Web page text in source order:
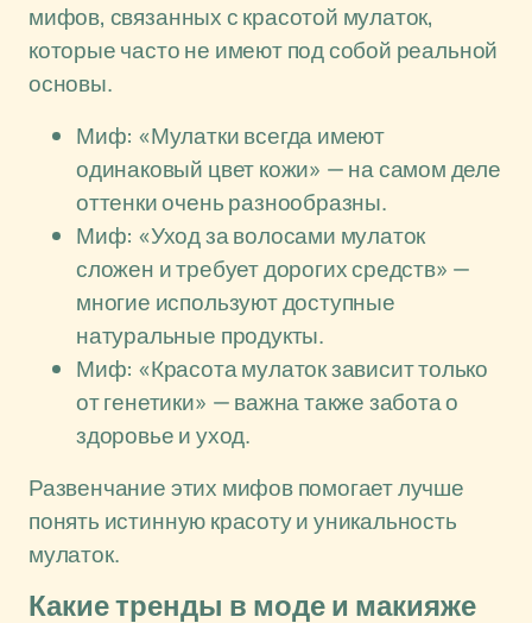
мифов, связанных с красотой мулаток,
которые часто не имеют под собой реальной
основы.
Миф: «Мулатки всегда имеют
одинаковый цвет кожи» — на самом деле
оттенки очень разнообразны.
Миф: «Уход за волосами мулаток
сложен и требует дорогих средств» —
многие используют доступные
натуральные продукты.
Миф: «Красота мулаток зависит только
от генетики» — важна также забота о
здоровье и уход.
Развенчание этих мифов помогает лучше
понять истинную красоту и уникальность
мулаток.
Какие тренды в моде и макияже